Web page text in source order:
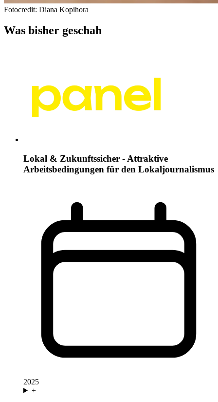
Fotocredit: Diana Kopihora
Was bisher geschah
Lokal & Zukunftssicher - Attraktive
Arbeitsbedingungen für den Lokaljournalismus
2025
+